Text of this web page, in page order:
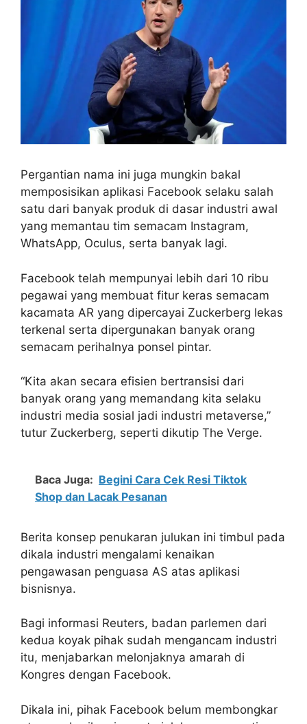
Pergantian nama ini juga mungkin bakal
memposisikan aplikasi Facebook selaku salah
satu dari banyak produk di dasar industri awal
yang memantau tim semacam Instagram,
WhatsApp, Oculus, serta banyak lagi.
Facebook telah mempunyai lebih dari 10 ribu
pegawai yang membuat fitur keras semacam
kacamata AR yang dipercayai Zuckerberg lekas
terkenal serta dipergunakan banyak orang
semacam perihalnya ponsel pintar.
“Kita akan secara efisien bertransisi dari
banyak orang yang memandang kita selaku
industri media sosial jadi industri metaverse,”
tutur Zuckerberg, seperti dikutip The Verge.
Baca Juga: Begini Cara Cek Resi Tiktok
Shop dan Lacak Pesanan
Berita konsep penukaran julukan ini timbul pada
dikala industri mengalami kenaikan
pengawasan penguasa AS atas aplikasi
bisnisnya.
Bagi informasi Reuters, badan parlemen dari
kedua koyak pihak sudah mengancam industri
itu, menjabarkan melonjaknya amarah di
Kongres dengan Facebook.
Dikala ini, pihak Facebook belum membongkar